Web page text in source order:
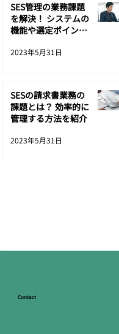
請求業務のアウ
ト、デメリット
SES管理の業務課題
を解決！ システムの
機能や選定ポイント
2023年5月31日
SESの請求書業務の
課題とは？ 効率的に
管理する方法を紹介
2023年5月31日
Contact